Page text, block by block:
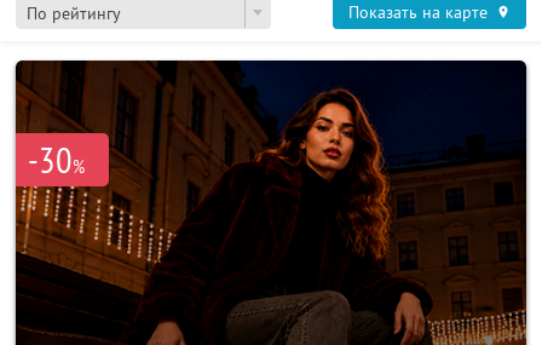
По рейтингу Показать на карте
-30%